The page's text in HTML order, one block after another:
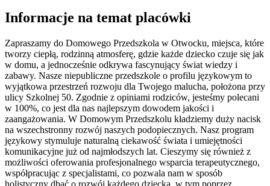
Informacje na temat placówki
Zapraszamy do Domowego Przedszkola w Otwocku, miejsca, które
tworzy ciepłą, rodzinną atmosferę, gdzie każde dziecko czuje się jak
w domu, a jednocześnie odkrywa fascynujący świat wiedzy i
zabawy. Nasze niepubliczne przedszkole o profilu językowym to
wyjątkowa przestrzeń rozwoju dla Twojego malucha, położona przy
ulicy Szkolnej 50. Zgodnie z opiniami rodziców, jesteśmy polecani
w 100%, co jest dla nas najlepszym dowodem jakości i
zaangażowania. W Domowym Przedszkolu kładziemy duży nacisk
na wszechstronny rozwój naszych podopiecznych. Nasz program
językowy stymuluje naturalną ciekawość świata i umiejętności
komunikacyjne już od najmłodszych lat. Cieszymy się również z
możliwości oferowania profesjonalnego wsparcia terapeutycznego,
współpracując z specjalistami, co pozwala nam w sposób
holistyczny dbać o rozwój każdego dziecka, w tym poprzez